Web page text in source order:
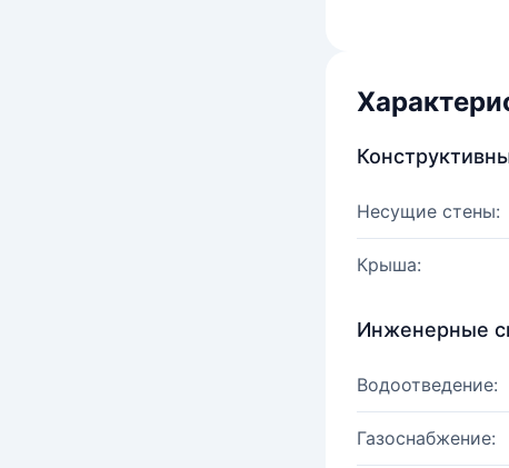
Несущие стены:
Крыша:
Инженерные
Водоотведение:
Газоснабжение: